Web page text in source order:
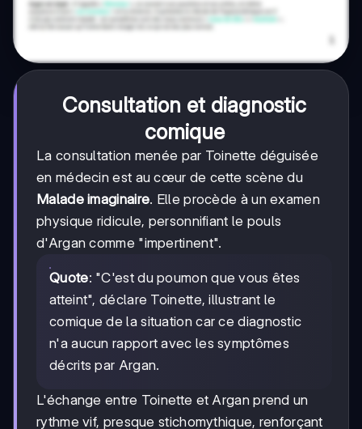
Consultation et diagnostic
comique
La consultation menée par Toinette déguisée
en médecin est au cœur de cette scène du
Malade imaginaire. Elle procède à un examen
physique ridicule, personnifiant le pouls
d'Argan comme "impertinent".
Quote: "C'est du poumon que vous êtes
atteint", déclare Toinette, illustrant le
comique de la situation car ce diagnostic
n'a aucun rapport avec les symptômes
décrits par Argan.
L'échange entre Toinette et Argan prend un
rythme vif, presque stichomythique, renforçant